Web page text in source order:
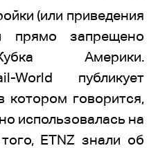
(или приведения
прямо запрещено
Америки.
World публикует
котором говорится,
использовалась на
ETNZ знали об